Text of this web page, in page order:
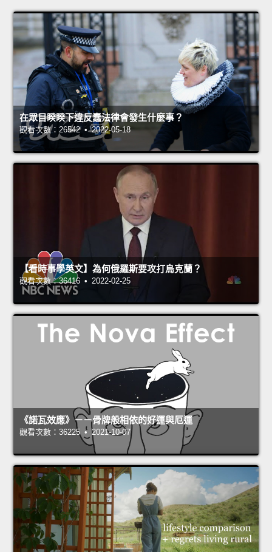
在眾目睽睽下違反蠢法律會發生什麼事？
觀看次數：26542 • 2022-05-18
【看時事學英文】為何俄羅斯要攻打烏克蘭？
觀看次數：36416 • 2022-02-25
《諾瓦效應》－－骨牌般相依的好運與厄運
觀看次數：36225 • 2021-10-07